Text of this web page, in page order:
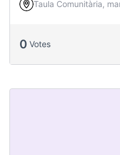
Taula Comunitària,
0 Votes